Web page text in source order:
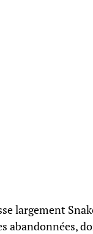
largement
abandonnées,